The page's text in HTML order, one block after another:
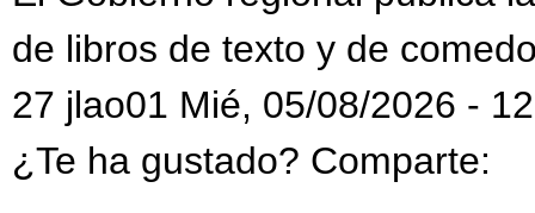
de libros de texto y de
27 jlao01 Mié, 05/08/2026 -
¿Te ha gustado? Comparte: